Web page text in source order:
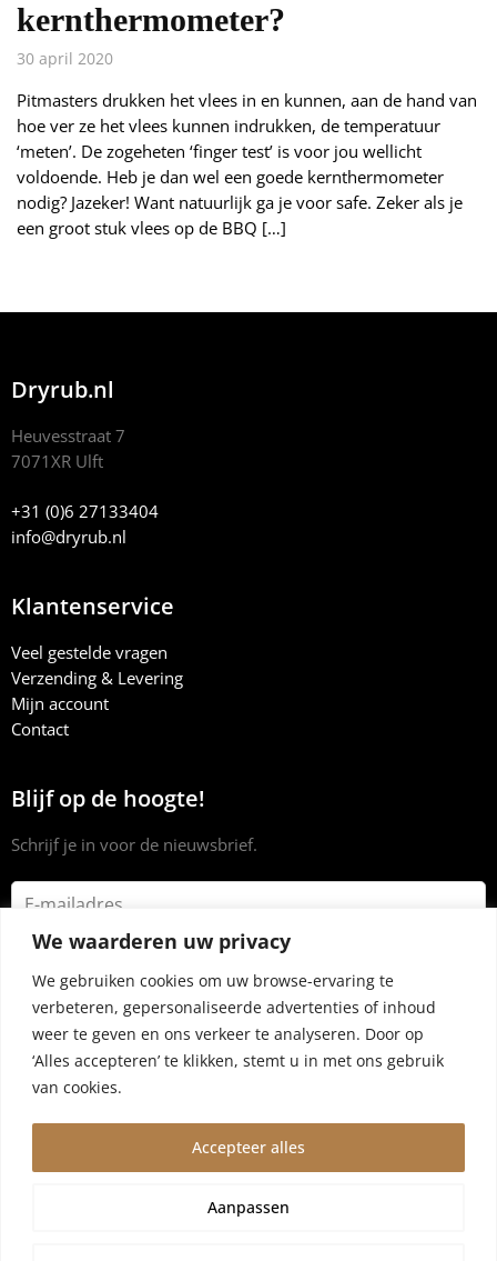
We waarderen uw privacy
We gebruiken cookies om uw browse-ervaring te
verbeteren, gepersonaliseerde advertenties of inhoud
weer te geven en ons verkeer te analyseren. Door op
‘Alles accepteren’ te klikken, stemt u in met ons gebruik
van cookies.
Aanpassen
Accepteer alles
kernthermometer?
30 april 2020
Pitmasters drukken het vlees in en kunnen, aan de hand van
hoe ver ze het vlees kunnen indrukken, de temperatuur
‘meten’. De zogeheten ‘finger test’ is voor jou wellicht
voldoende. Heb je dan wel een goede kernthermometer
nodig? Jazeker! Want natuurlijk ga je voor safe. Zeker als je
een groot stuk vlees op de BBQ […]
Dryrub.nl
Heuvesstraat 7
7071XR Ulft
+31 (0)6 27133404
info@dryrub.nl
Klantenservice
Veel gestelde vragen
Verzending & Levering
Mijn account
Contact
Blijf op de hoogte!
Schrijf je in voor de nieuwsbrief.
© 2024 Dryrub.nl |